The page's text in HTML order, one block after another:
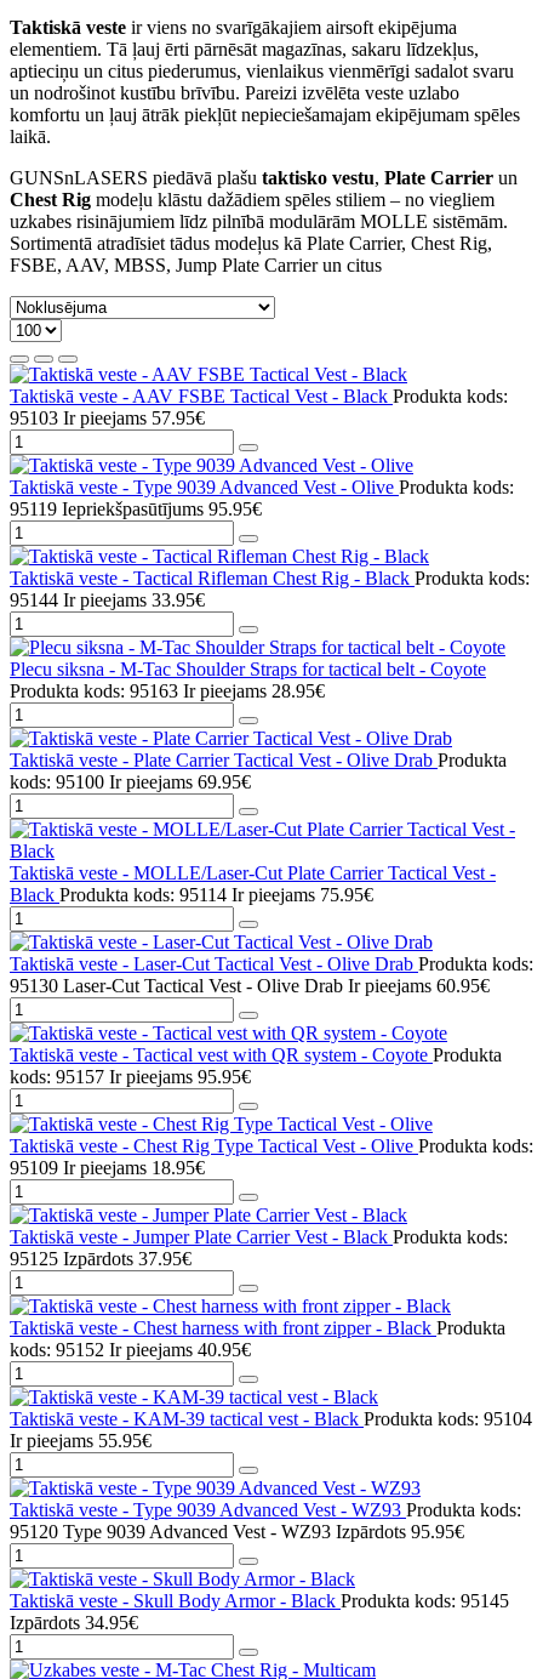
Taktiskā veste ir viens no svarīgākajiem airsoft ekipējuma
elementiem. Tā ļauj ērti pārnēsāt magazīnas, sakaru līdzekļus,
aptieciņu un citus piederumus, vienlaikus vienmērīgi sadalot svaru
un nodrošinot kustību brīvību. Pareizi izvēlēta veste uzlabo
komfortu un ļauj ātrāk piekļūt nepieciešamajam ekipējumam spēles
laikā.
GUNSnLASERS piedāvā plašu taktisko vestu, Plate Carrier un
Chest Rig modeļu klāstu dažādiem spēles stiliem – no viegliem
uzkabes risinājumiem līdz pilnībā modulārām MOLLE sistēmām.
Sortimentā atradīsiet tādus modeļus kā Plate Carrier, Chest Rig,
FSBE, AAV, MBSS, Jump Plate Carrier un citus
Taktiskā veste - AAV FSBE Tactical Vest - Black Produkta kods:
95103 Ir pieejams 57.95€
Taktiskā veste - Type 9039 Advanced Vest - Olive Produkta kods:
95119 Iepriekšpasūtījums 95.95€
Taktiskā veste - Tactical Rifleman Chest Rig - Black Produkta kods:
95144 Ir pieejams 33.95€
Plecu siksna - M-Tac Shoulder Straps for tactical belt - Coyote
Produkta kods: 95163 Ir pieejams 28.95€
Taktiskā veste - Plate Carrier Tactical Vest - Olive Drab Produkta
kods: 95100 Ir pieejams 69.95€
Taktiskā veste - MOLLE/Laser-Cut Plate Carrier Tactical Vest -
Black Produkta kods: 95114 Ir pieejams 75.95€
Taktiskā veste - Laser-Cut Tactical Vest - Olive Drab Produkta kods:
95130 Laser-Cut Tactical Vest - Olive Drab Ir pieejams 60.95€
Taktiskā veste - Tactical vest with QR system - Coyote Produkta
kods: 95157 Ir pieejams 95.95€
Taktiskā veste - Chest Rig Type Tactical Vest - Olive Produkta kods:
95109 Ir pieejams 18.95€
Taktiskā veste - Jumper Plate Carrier Vest - Black Produkta kods:
95125 Izpārdots 37.95€
Taktiskā veste - Chest harness with front zipper - Black Produkta
kods: 95152 Ir pieejams 40.95€
Taktiskā veste - KAM-39 tactical vest - Black Produkta kods: 95104
Ir pieejams 55.95€
Taktiskā veste - Type 9039 Advanced Vest - WZ93 Produkta kods:
95120 Type 9039 Advanced Vest - WZ93 Izpārdots 95.95€
Taktiskā veste - Skull Body Armor - Black Produkta kods: 95145
Izpārdots 34.95€